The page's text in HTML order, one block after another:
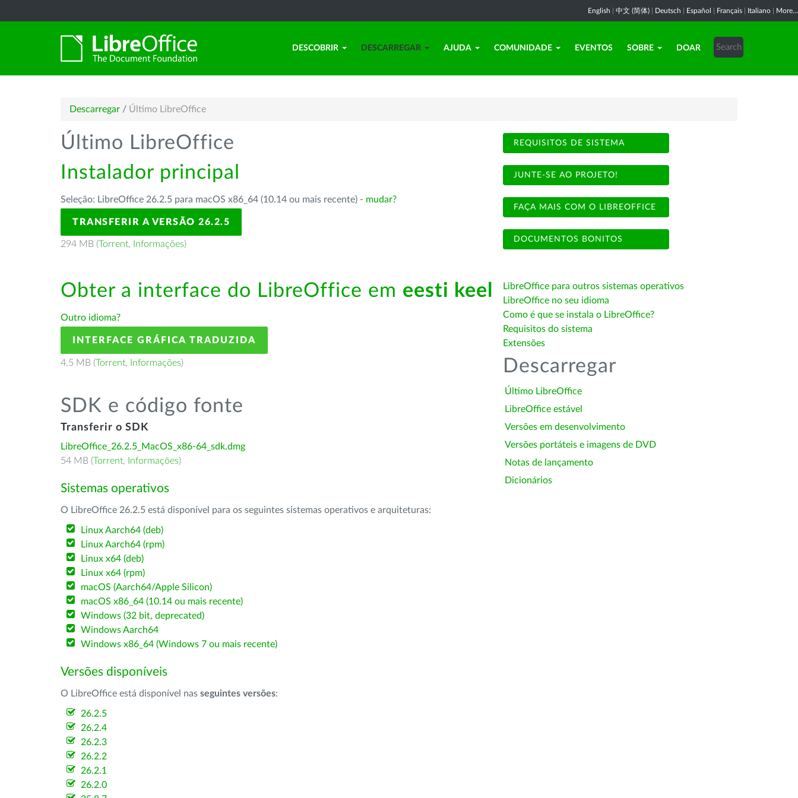
English 中文 (简体) Deutsch Español Français Italiano More...
DESCOBRIR DESCARREGAR AJUDA COMUNIDADE EVENTOS SOBRE DOAR
Descarregar / Último LibreOffice
Último LibreOffice
Instalador principal
Seleção: LibreOffice 26.2.5 para macOS x86_64 (10.14 ou mais recente) - mudar?
TRANSFERIR A VERSÃO 26.2.5
294 MB (Torrent, Informações)
Obter a interface do LibreOffice em eesti keel
Outro idioma?
INTERFACE GRÁFICA TRADUZIDA
4.5 MB (Torrent, Informações)
SDK e código fonte
Transferir o SDK
LibreOffice_26.2.5_MacOS_x86-64_sdk.dmg
54 MB (Torrent, Informações)
Sistemas operativos
O LibreOffice 26.2.5 está disponível para os seguintes sistemas operativos e arquiteturas:
Linux Aarch64 (deb)
Linux Aarch64 (rpm)
Linux x64 (deb)
Linux x64 (rpm)
macOS (Aarch64/Apple Silicon)
macOS x86_64 (10.14 ou mais recente)
Windows (32 bit, deprecated)
Windows Aarch64
Windows x86_64 (Windows 7 ou mais recente)
Versões disponíveis
O LibreOffice está disponível nas seguintes versões:
26.2.5
26.2.4
26.2.3
26.2.2
26.2.1
26.2.0
REQUISITOS DE SISTEMA
JUNTE-SE AO PROJETO!
FAÇA MAIS COM O LIBREOFFICE
DOCUMENTOS BONITOS
LibreOffice para outros sistemas operativos
LibreOffice no seu idioma
Como é que se instala o LibreOffice?
Requisitos do sistema
Extensões
Descarregar
Último LibreOffice
LibreOffice estável
Versões em desenvolvimento
Versões portáteis e imagens de DVD
Notas de lançamento
Dicionários